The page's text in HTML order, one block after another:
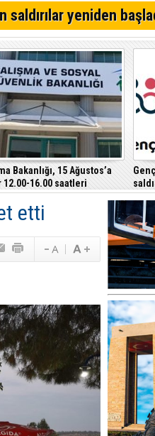
Üzüm Festivali başladı
bir araya geldi
saldırılar yeniden
Bakanlığı, 15 Ağustos’a
12.00-16.00 saatleri
güneş altında çalışmayı
etti